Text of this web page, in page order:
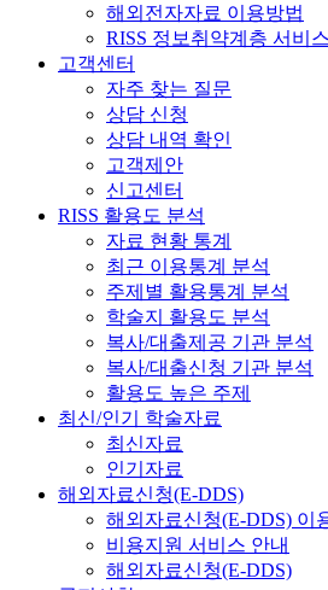
해외전자자료 이용방법
RISS 정보취약계층 서비
고객센터
자주 찾는 질문
상담 신청
상담 내역 확인
고객제안
신고센터
RISS 활용도 분석
자료 현황 통계
최근 이용통계 분석
주제별 활용통계 분석
학술지 활용도 분석
복사/대출제공 기관 분석
복사/대출신청 기관 분석
활용도 높은 주제
최신/인기 학술자료
최신자료
인기자료
해외자료신청(E-DDS)
해외자료신청(E-DDS) 이
비용지원 서비스 안내
해외자료신청(E-DDS)